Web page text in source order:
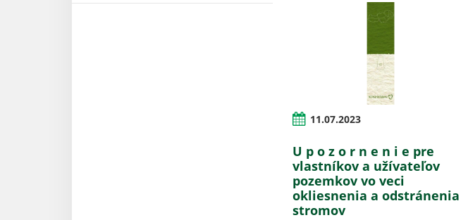
11.07.2023
U p o z o r n e n i e pre
vlastníkov a užívateľov
pozemkov vo veci
okliesnenia a odstránenia
stromov